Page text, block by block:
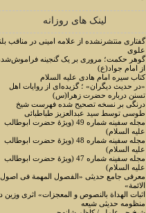
لینک های روزانه
گفتاری منتشرنشده از علامه امینی در مناقب
علوی
گوهر حکمت؛ مروری بر یک گنجینه
از امام جواد(ع)
کتاب سیره امام هادی علیه السلام
«در حدیث دیگران» ؛ گزیده‌ای از روایات اهل
تسنن درباره حضرت زهرا(س)
درنگی بر نسخه تصحیح شده فهرست شیخ
طوسی توسط سید عبدالعزیز طباطبائی
مجله سفینه شماره 49 (ویژۀ حضرت ابوطالب
علیه السلام)
مجله سفینه شماره 48 (ویژۀ حضرت ابوطالب
علیه السلام)
مجله سفینه شماره 47 (ویژۀ حضرت ابوطالب
علیه السلام)
معرفی جامع حدیثی «الفصول المهمة فی اصول
الائمة»
اثبات الهداة بالنصوص و المعجزات» اثری وزین
منظومه حدیثی شیعه